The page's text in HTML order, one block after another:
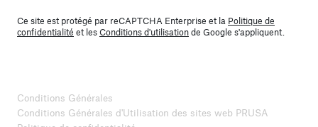
Ce site est protégé par reCAPTCHA Enterprise et la Politique de
confidentialité et lesConditions d'utilisationde Google s'appliquent.
Conditions Générales
Conditions Générales d'Utilisation des sites web PRUSA